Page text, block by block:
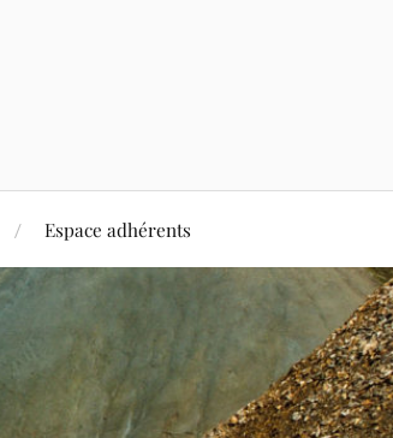
Espace adhérents